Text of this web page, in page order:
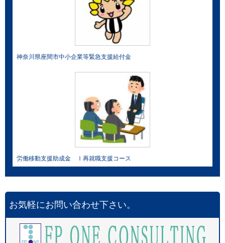
神奈川県座間市中小企業等緊急支援給付金
労働移動支援助成金 Ⅰ再就職支援コース
お気軽にお問い合わせ下さい。